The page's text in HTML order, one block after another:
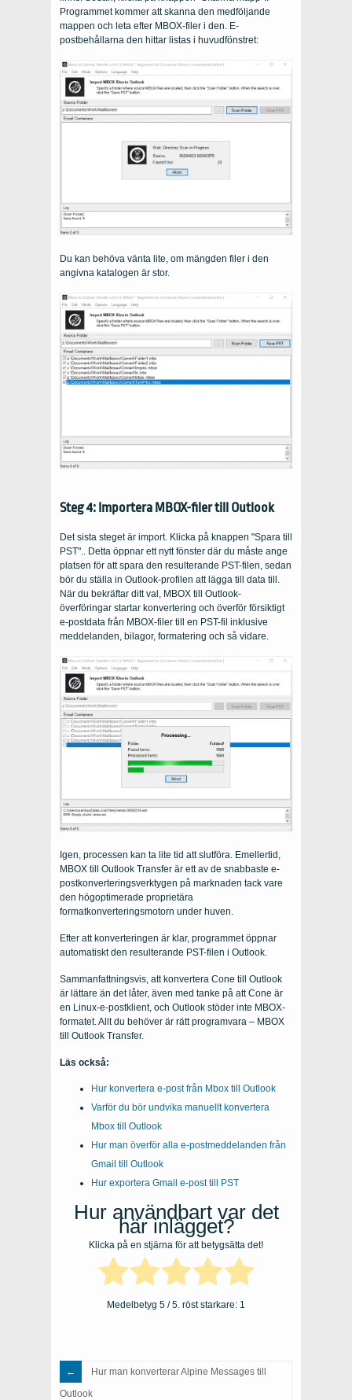
Programmet kommer att skanna den medföljande
mappen och leta efter MBOX-filer i den. E-
postbehållarna den hittar listas i huvudfönstret:
Du kan behöva vänta lite, om mängden filer i den
angivna katalogen är stor.
Steg 4: Importera MBOX-filer till Outlook
Det sista steget är import. Klicka på knappen "Spara till
PST".. Detta öppnar ett nytt fönster där du måste ange
platsen för att spara den resulterande PST-filen, sedan
bör du ställa in Outlook-profilen att lägga till data till.
När du bekräftar ditt val, MBOX till Outlook-
överföringar startar konvertering och överför försiktigt
e-postdata från MBOX-filer till en PST-fil inklusive
meddelanden, bilagor, formatering och så vidare.
Igen, processen kan ta lite tid att slutföra. Emellertid,
MBOX till Outlook Transfer är ett av de snabbaste e-
postkonverteringsverktygen på marknaden tack vare
den högoptimerade proprietära
formatkonverteringsmotorn under huven.
Efter att konverteringen är klar, programmet öppnar
automatiskt den resulterande PST-filen i Outlook.
Sammanfattningsvis, att konvertera Cone till Outlook
är lättare än det låter, även med tanke på att Cone är
en Linux-e-postklient, och Outlook stöder inte MBOX-
formatet. Allt du behöver är rätt programvara – MBOX
till Outlook Transfer.
Läs också:
Hur konvertera e-post från Mbox till Outlook
Varför du bör undvika manuellt konvertera
Mbox till Outlook
Hur man överför alla e-postmeddelanden från
Gmail till Outlook
Hur exportera Gmail e-post till PST
Hur användbart var det
här inlägget?
Klicka på en stjärna för att betygsätta det!
Medelbetyg 5 / 5. röst starkare: 1
Hur man konverterar Alpine Messages till
Outlook